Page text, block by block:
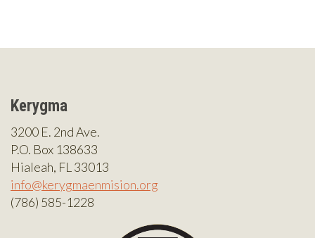
Kerygma
3200 E. 2nd Ave.
P.O. Box 138633
Hialeah, FL 33013
info@kerygmaenmision.org
(786) 585-1228